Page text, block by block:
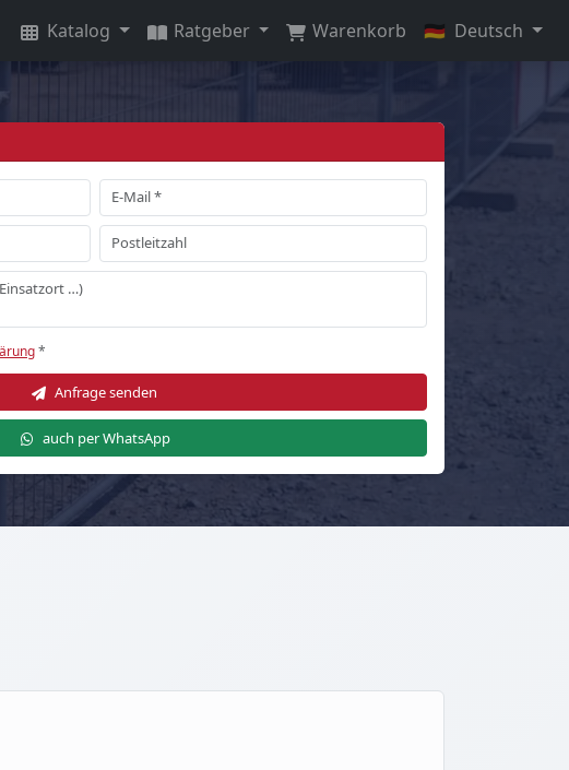
Katalog Ratgeber Warenkorb 🇩🇪 Deutsch
*
Anfrage senden
auch per WhatsApp